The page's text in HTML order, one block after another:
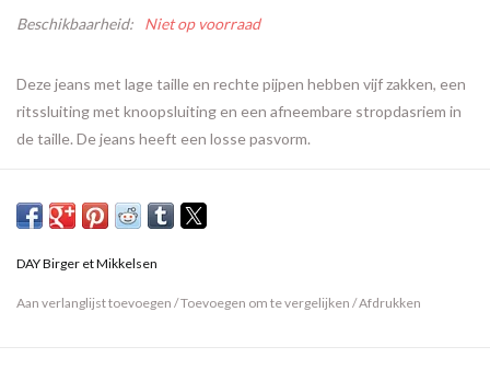
Beschikbaarheid: Niet op voorraad
Deze jeans met lage taille en rechte pijpen hebben vijf zakken, een
ritssluiting met knoopsluiting en een afneembare stropdasriem in
de taille. De jeans heeft een losse pasvorm.
DAY Birger et Mikkelsen
Aan verlanglijst toevoegen /Toevoegen om te vergelijken /Afdrukken